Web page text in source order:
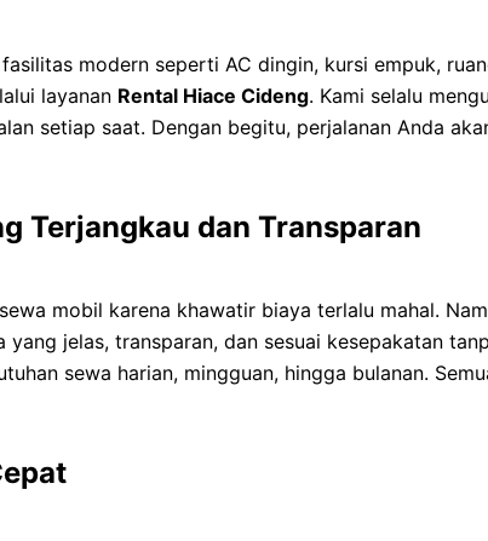
modern seperti AC dingin, kursi empuk,
layanan Rental Hiace Cideng. Kami selalu
setiap saat. Dengan begitu, perjalanan Anda
Terjangkau dan Transparan
mobil karena khawatir biaya terlalu mahal.
yang jelas, transparan, dan sesuai kesepakatan
sewa harian, mingguan, hingga bulanan.